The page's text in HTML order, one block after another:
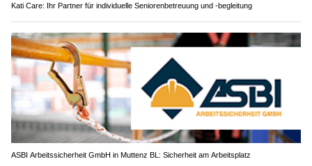
Kati Care: Ihr Partner für individuelle Seniorenbetreuung und -begleitung
ASBI Arbeitssicherheit GmbH in Muttenz BL: Sicherheit am Arbeitsplatz